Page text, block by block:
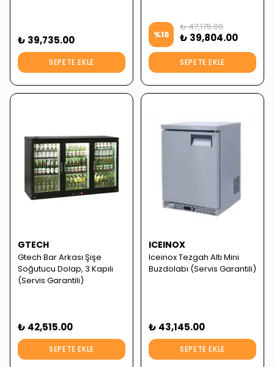
₺ 39,735.00
SEPETE EKLE
%16
₺ 47,175.00
₺ 39,804.00
SEPETE EKLE
GTECH
Gtech Bar Arkası Şişe
Soğutucu Dolap, 3 Kapılı
(Servis Garantili)
₺ 42,515.00
SEPETE EKLE
ICEINOX
Iceinox Tezgah Altı Mini
Buzdolabı (Servis Garantili)
₺ 43,145.00
SEPETE EKLE